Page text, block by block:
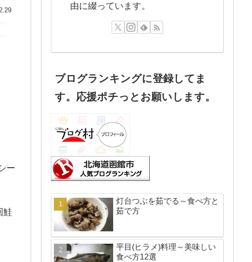
ー
鮭
由に綴っています。
ブログランキングに登録してま
す。応援ポチっとお願いします。
灯台つぶを茹でる～食べ方と
茹で方
平目(ヒラメ)料理～美味しい
食べ方12選